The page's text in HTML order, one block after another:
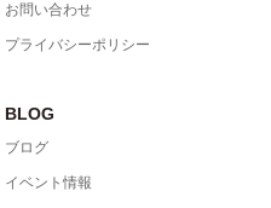
お問い合わせ
プライバシーポリシー
BLOG
ブログ
イベント情報